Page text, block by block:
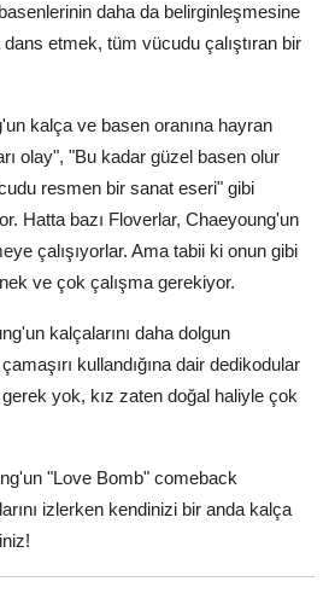
daha da belirginleşmesine
etmek, tüm vücudu çalıştıran bir
kalça ve basen oranına hayran
olay", "Bu kadar güzel basen olur
resmen bir sanat eseri" gibi
Hatta bazı Floverlar, Chaeyoung'un
çalışıyorlar. Ama tabii ki onun gibi
ve çok çalışma gerekiyor.
kalçalarını daha dolgun
kullandığına dair dedikodular
yok, kız zaten doğal haliyle çok
"Love Bomb" comeback
izlerken kendinizi bir anda kalça